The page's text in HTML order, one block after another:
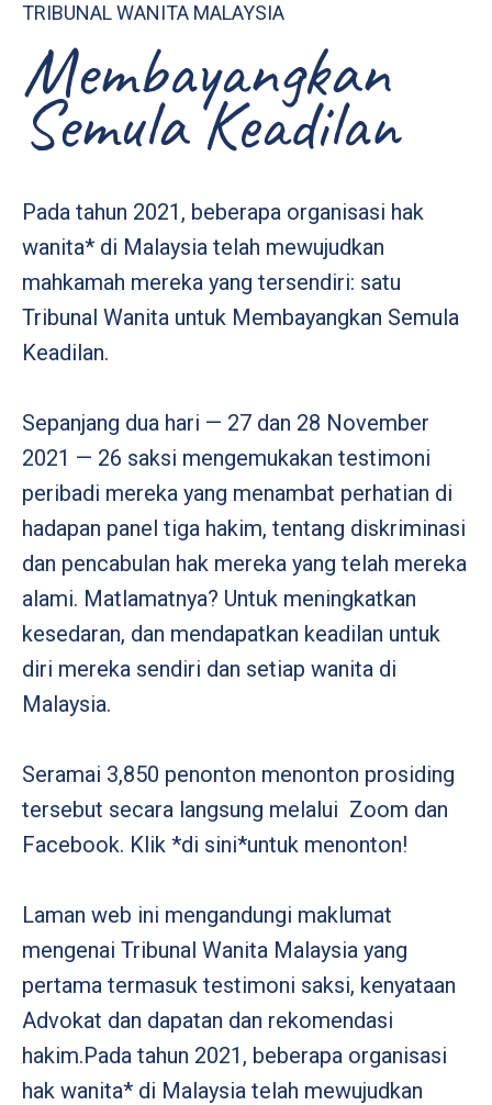
TRIBUNAL WANITA MALAYSIA
Membayangkan
Semula Keadilan
Pada tahun 2021, beberapa organisasi hak
wanita* di Malaysia telah mewujudkan
mahkamah mereka yang tersendiri: satu
Tribunal Wanita untuk Membayangkan Semula
Keadilan.
Sepanjang dua hari — 27 dan 28 November
2021 — 26 saksi mengemukakan testimoni
peribadi mereka yang menambat perhatian di
hadapan panel tiga hakim, tentang diskriminasi
dan pencabulan hak mereka yang telah mereka
alami. Matlamatnya? Untuk meningkatkan
kesedaran, dan mendapatkan keadilan untuk
diri mereka sendiri dan setiap wanita di
Malaysia.
Seramai 3,850 penonton menonton prosiding
tersebut secara langsung melalui Zoom dan
Facebook. Klik *di sini*untuk menonton!
Laman web ini mengandungi maklumat
mengenai Tribunal Wanita Malaysia yang
pertama termasuk testimoni saksi, kenyataan
Advokat dan dapatan dan rekomendasi
hakim.Pada tahun 2021, beberapa organisasi
hak wanita* di Malaysia telah mewujudkan